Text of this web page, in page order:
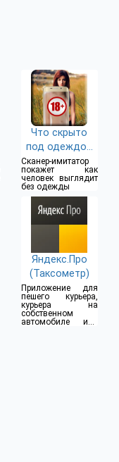
Что скрыто
под одеждой
(18+)
Сканер-имитатор
покажет как
человек выглядит
без одежды
Яндекс.Про
(Таксометр)
Приложение для
пешего курьера,
курьера на
собственном
автомобиле или